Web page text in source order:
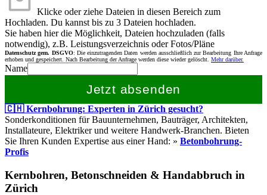
Klicke oder ziehe Dateien in diesen Bereich zum
Hochladen. Du kannst bis zu 3 Dateien hochladen.
Sie haben hier die Möglichkeit, Dateien hochzuladen (falls
notwendig), z.B. Leistungsverzeichnis oder Fotos/Pläne
Datenschutz gem. DSGVO: Die einzutragenden Daten werden ausschließlich zur Bearbeitung Ihre Anfrage
erhoben und gespeichert. Nach Bearbeitung der Anfrage werden diese wieder gelöscht. Mehr darüber.
Name
Jetzt absenden
🇨🇭 Kernbohrung: Experten in Zürich gesucht?
Sonderkonditionen für Bauunternehmen, Bauträger, Architekten,
Installateure, Elektriker und weitere Handwerk-Branchen. Bieten
Sie Ihren Kunden Expertise aus einer Hand: » Betonbohrung-
Profis
Kernbohren, Betonschneiden & Handabbruch in
Zürich